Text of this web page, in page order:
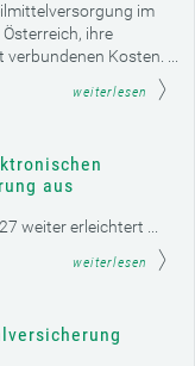
im
ihre
Kosten. ...
weiterlesen
aus
weiter erleichtert ...
weiterlesen